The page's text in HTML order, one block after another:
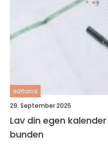
editorial
29. September 2025
Lav din egen
bunden